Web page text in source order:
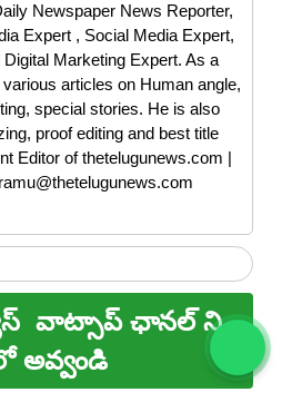
Newspaper News Reporter,
Expert , Social Media Expert,
Marketing Expert. As a
articles on Human angle,
special stories. He is also
proof editing and best title
Editor of thetelugunews.com |
వాట్సాప్ ఛానల్ ని
అవ్వండి